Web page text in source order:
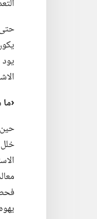
‏‹ما